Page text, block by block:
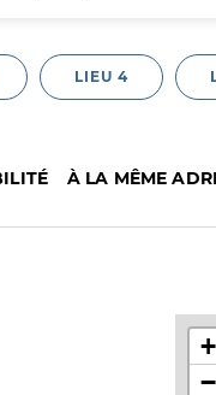
LIEU 4
À LA MÊME
+
−